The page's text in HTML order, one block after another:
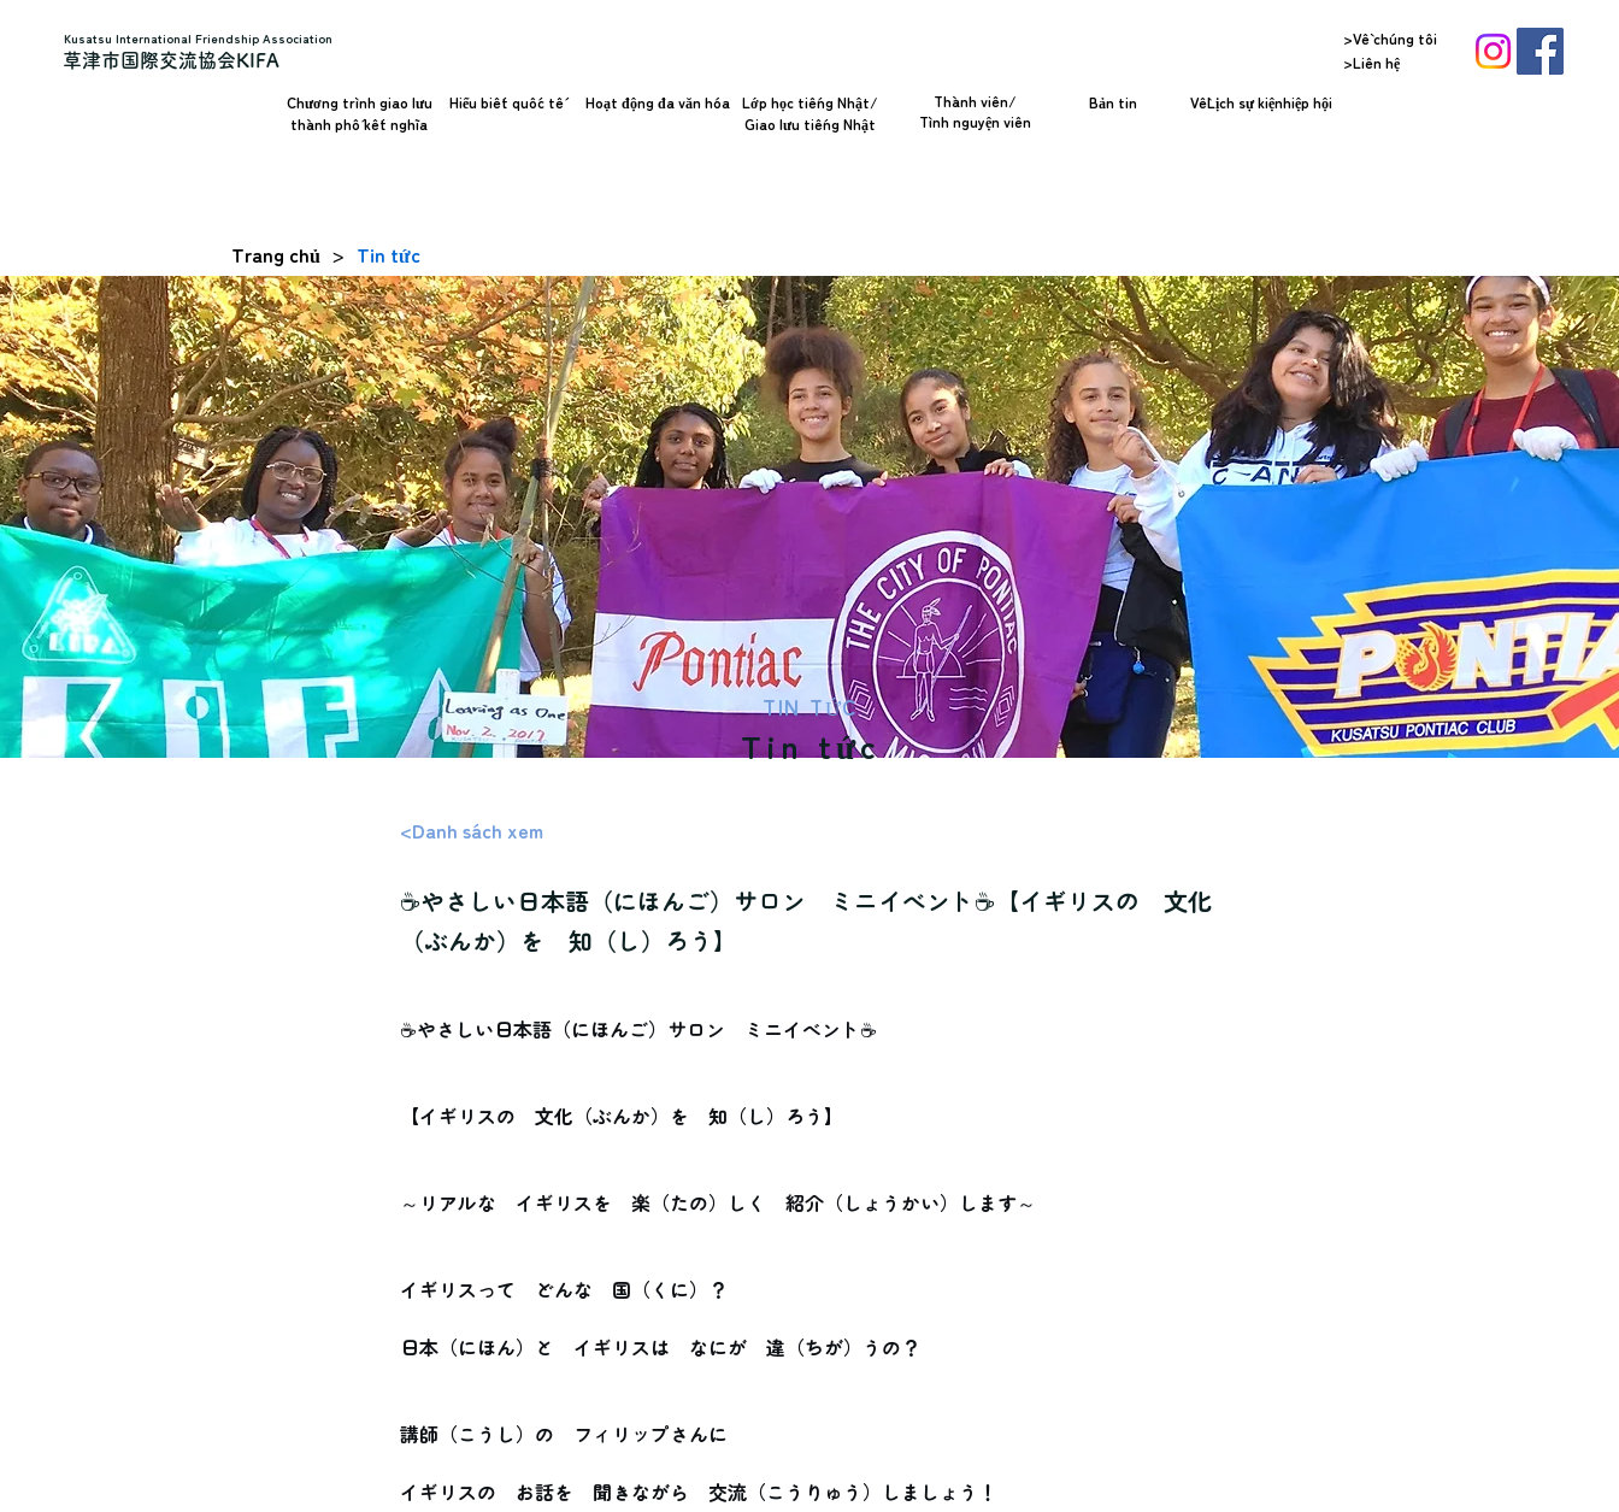
Kusatsu International Friendship Association
草津市国際交流協会KIFA
Chương trình giao lưu
thành phố kết nghĩa
Hiểu biết quốc tế Hoạt động đa văn hóa
Lớp học tiếng Nhật/
Giao lưu tiếng Nhật
Thành viên/
Tình nguyện viên
Bản tin VềLịch sự kiệnhiệp hội
>Về chúng tôi
>Liên hệ
Trang chủ > Tin tức
TIN TỨC
Tin tức
<Danh sách xem
☕やさしい日本語（にほんご）サロン ミニイベント☕【イギリスの 文化
（ぶんか）を 知（し）ろう】
☕やさしい日本語（にほんご）サロン　ミニイベント☕
【イギリスの　文化（ぶんか）を　知（し）ろう】
～リアルな　イギリスを　楽（たの）しく　紹介（しょうかい）します～
イギリスって　どんな　国（くに）？
日本（にほん）と　イギリスは　なにが　違（ちが）うの？
講師（こうし）の　フィリップさんに
イギリスの　お話を　聞きながら　交流（こうりゅう）しましょう！